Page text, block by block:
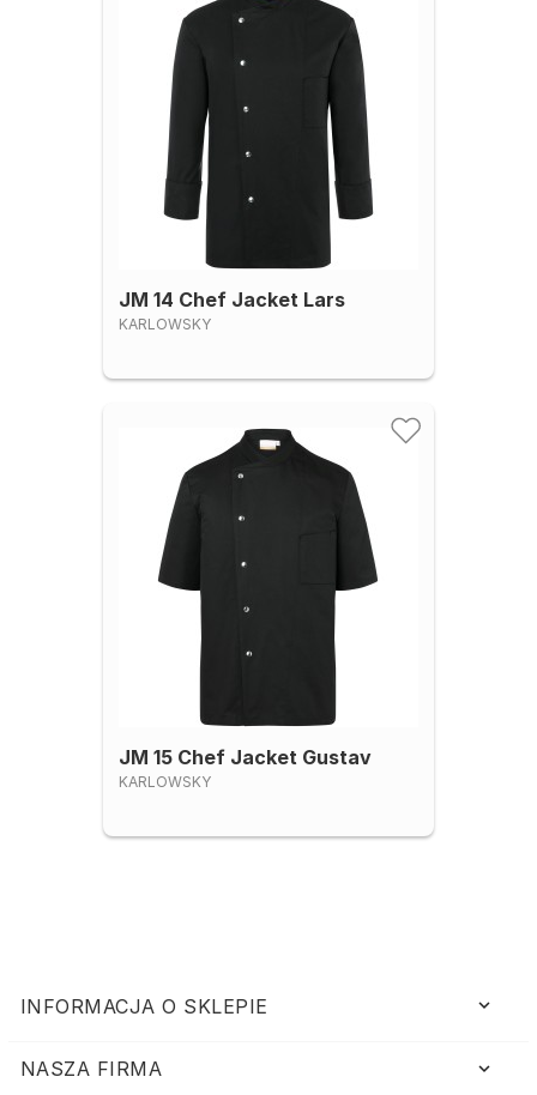
JM 14 Chef Jacket Lars
KARLOWSKY
JM 15 Chef Jacket Gustav
KARLOWSKY
INFORMACJA O SKLEPIE keyboard_arrow_down
NASZA FIRMA 